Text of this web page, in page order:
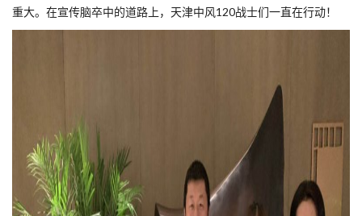
重大。在宣传脑卒中的道路上，天津中风120战士们一直在行动！